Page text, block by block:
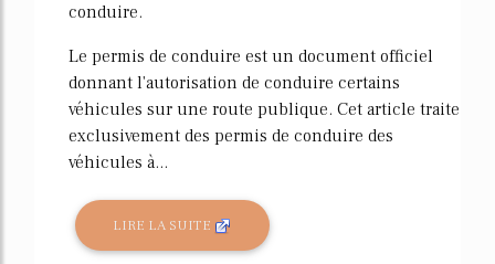
conduire.
Le permis de conduire est un document officiel
donnant l'autorisation de conduire certains
véhicules sur une route publique. Cet article traite
exclusivement des permis de conduire des
véhicules à...
LIRE LA SUITE